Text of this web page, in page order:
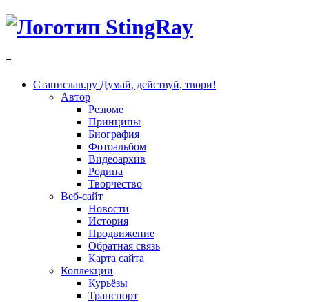
≡
Станислав.ру Думай, действуй, твори!
Автор
Резюме
Принципы
Биография
Фотоальбом
Видеоархив
Родина
Творчество
Веб-сайт
Новости
История
Продвижение
Обратная связь
Карта сайта
Коллекции
Курьёзы
Транспорт